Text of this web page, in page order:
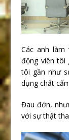
Các anh làm
động viên tôi
tôi gần như
dụng chất
Đau đớn,
với sự thật